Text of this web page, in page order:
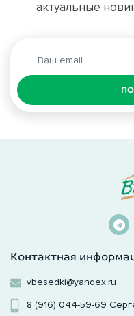
актуальные
Контактная
vbesedki@yandex.ru
8 (916) 044-59-69